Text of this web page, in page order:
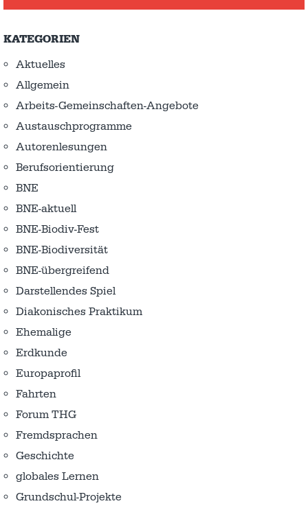
KATEGORIEN
Aktuelles
Allgemein
Arbeits-Gemeinschaften-Angebote
Austausch­programme
Autorenlesungen
Berufsorientierung
BNE
BNE-aktuell
BNE-Biodiv-Fest
BNE-Biodiversität
BNE-übergreifend
Darstellendes Spiel
Diakonisches Praktikum
Ehemalige
Erdkunde
Europaprofil
Fahrten
Forum THG
Fremdsprachen
Geschichte
globales Lernen
Grundschul-Projekte